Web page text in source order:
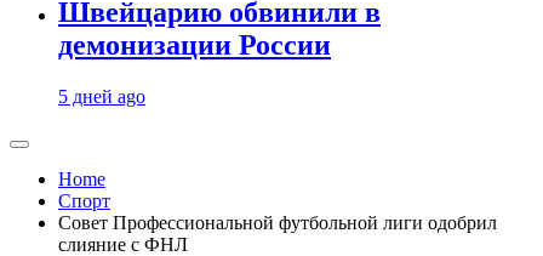
Швейцарию обвинили в
демонизации России
5 дней ago
Home
Спорт
Совет Профессиональной футбольной лиги одобрил
слияние с ФНЛ